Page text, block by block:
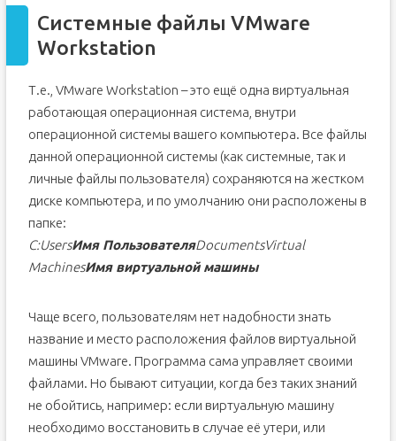
Системные файлы VMware
Workstation
Т.е., VMware Workstation – это ещё одна виртуальная
работающая операционная система, внутри
операционной системы вашего компьютера. Все файлы
данной операционной системы (как системные, так и
личные файлы пользователя) сохраняются на жестком
диске компьютера, и по умолчанию они расположены в
папке:
C:UsersИмя ПользователяDocumentsVirtual
MachinesИмя виртуальной машины
Чаще всего, пользователям нет надобности знать
название и место расположения файлов виртуальной
машины VMware. Программа сама управляет своими
файлами. Но бывают ситуации, когда без таких знаний
не обойтись, например: если виртуальную машину
необходимо восстановить в случае её утери, или